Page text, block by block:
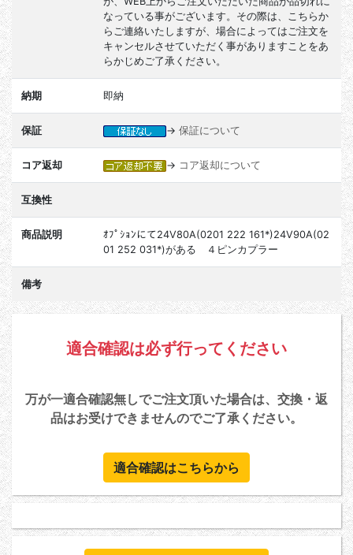
なっている事がございます。その際は、こちらか
らご連絡いたしますが、場合によってはご注文を
キャンセルさせていただく事がありますことをあ
らかじめご了承ください。
納期 即納
保証 → 保証について
コア返却 → コア返却について
互換性
商品説明
ｵﾌﾟｼｮﾝにて24V80A(0201 222 161*)24V90A(02
01 252 031*)がある ４ピンカプラー
備考
適合確認は必ず行ってください
万が一適合確認無しでご注文頂いた場合は、交換・返
品はお受けできませんのでご了承ください。
適合確認はこちらから